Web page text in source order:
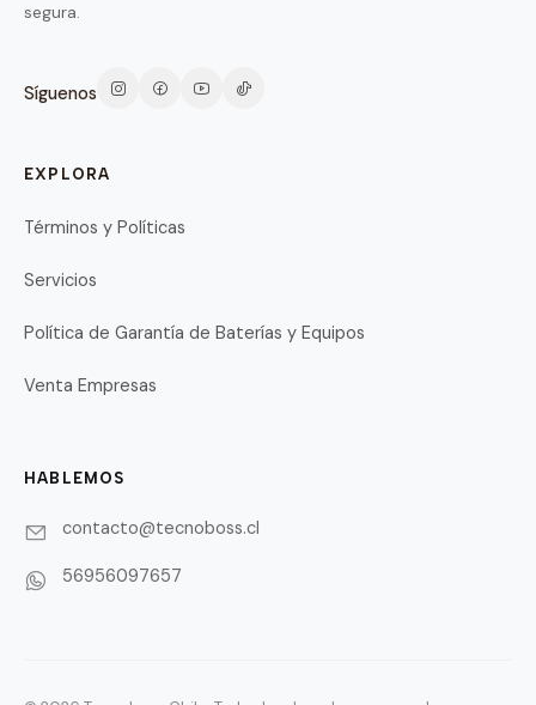
segura.
Síguenos
EXPLORA
Términos y Políticas
Servicios
Política de Garantía de Baterías y Equipos
Venta Empresas
HABLEMOS
contacto@tecnoboss.cl
56956097657